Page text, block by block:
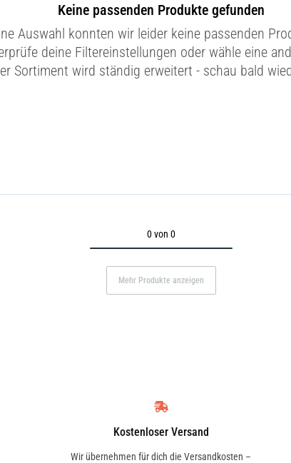
Keine passenden Produkte gefunden
Auswahl konnten wir leider keine passenden
deine Filtereinstellungen oder wähle eine
Sortiment wird ständig erweitert - schau bald
0 von 0
Mehr Produkte anzeigen
Kostenloser Versand
Wir übernehmen für dich die Versandkosten –